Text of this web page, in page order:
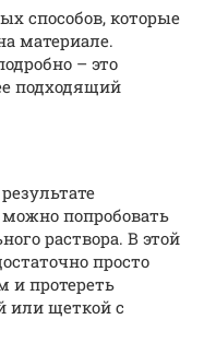
способов, которые
материале.
– это
подходящий
попробовать
раствора. В этой
просто
протереть
или щеткой с